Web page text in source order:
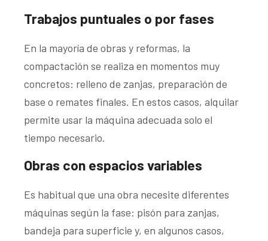
Trabajos puntuales o por fases
En la mayoría de obras y reformas, la
compactación se realiza en momentos muy
concretos: relleno de zanjas, preparación de
base o remates finales. En estos casos, alquilar
permite usar la máquina adecuada solo el
tiempo necesario.
Obras con espacios variables
Es habitual que una obra necesite diferentes
máquinas según la fase: pisón para zanjas,
bandeja para superficie y, en algunos casos,